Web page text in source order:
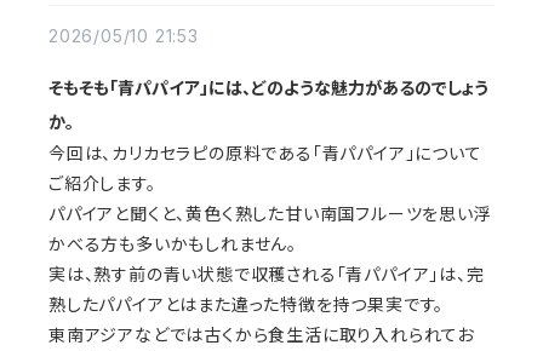
2026/05/10 21:53
そもそも「青パパイア」には、どのような魅力があるのでしょう
か。
今回は、カリカセラピの原料である「青パパイア」について
ご紹介します。
パパイアと聞くと、黄色く熟した甘い南国フルーツを思い浮
かべる方も多いかもしれません。
実は、熟す前の青い状態で収穫される「青パパイア」は、完
熟したパパイアとはまた違った特徴を持つ果実です。
東南アジアなどでは古くから食生活に取り入れられてお